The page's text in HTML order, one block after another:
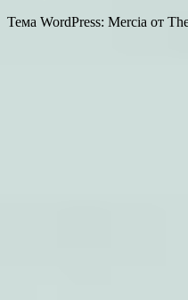
Тема WordPress: Mercia от